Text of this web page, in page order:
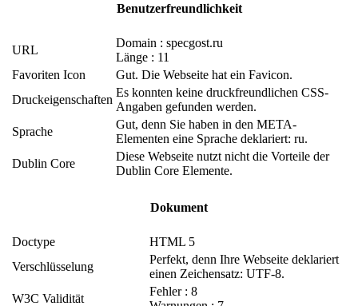
Benutzerfreundlichkeit
URL
Domain : specgost.ru
Länge : 11
Favoriten Icon
Gut. Die Webseite hat ein Favicon.
Druckeigenschaften
Es konnten keine druckfreundlichen CSS-
Angaben gefunden werden.
Sprache
Gut, denn Sie haben in den META-
Elementen eine Sprache deklariert: ru.
Dublin Core
Diese Webseite nutzt nicht die Vorteile der
Dublin Core Elemente.
Dokument
Doctype
HTML 5
Verschlüsselung
Perfekt, denn Ihre Webseite deklariert
einen Zeichensatz: UTF-8.
W3C Validität
Fehler : 8